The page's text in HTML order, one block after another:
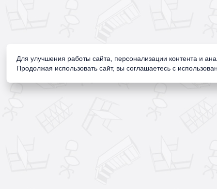
Для улучшения работы сайта, персонализации контента и
Продолжая использовать сайт, вы соглашаетесь с